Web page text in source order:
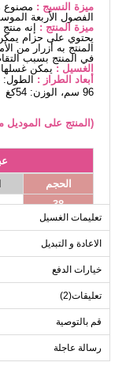
ميزة النسيج : مصنوع
الفصول الأربعة
ميزة المنتج : إنه
يحتوي على حزام يمكن
المنتج به أزرار من
في المنتج بسبب
الغسيل : يمكن غسلها عند 30 درجة دون
أبعاد الطراز :
96 سم، الوزن: 54كغ
(المنتج على الموديل
الحجم
38
42
44
46
48
50
52
تعليمات الغسيل
الاعادة و التبديل
خيارات الدفع
تعليقات(2)
قم بالتوصية
رسالة عاجلة